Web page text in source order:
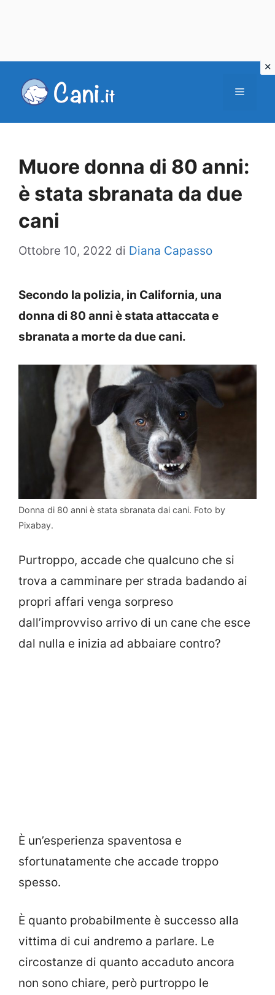
Menu
Muore donna di 80 anni:
è stata sbranata da due
cani
Ottobre 10, 2022 di Diana Capasso
Secondo la polizia, in California, una
donna di 80 anni è stata attaccata e
sbranata a morte da due cani.
Donna di 80 anni è stata sbranata dai cani. Foto by
Pixabay.
Purtroppo, accade che qualcuno che si
trova a camminare per strada badando ai
propri affari venga sorpreso
dall’improvviso arrivo di un cane che esce
dal nulla e inizia ad abbaiare contro?
È un’esperienza spaventosa e
sfortunatamente che accade troppo
spesso.
È quanto probabilmente è successo alla
vittima di cui andremo a parlare. Le
circostanze di quanto accaduto ancora
non sono chiare, però purtroppo le